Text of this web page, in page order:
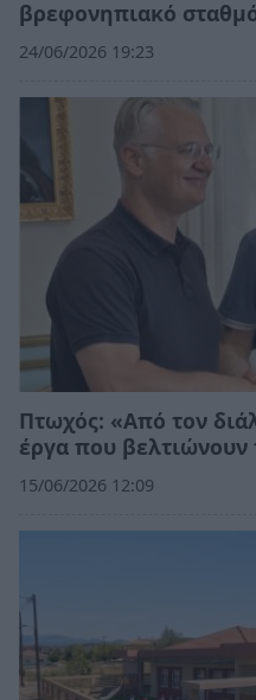
βρεφονηπιακό
24/06/2026 19:23
Πτωχός: «Από τον
έργα που βελτιώνουν
15/06/2026 12:09